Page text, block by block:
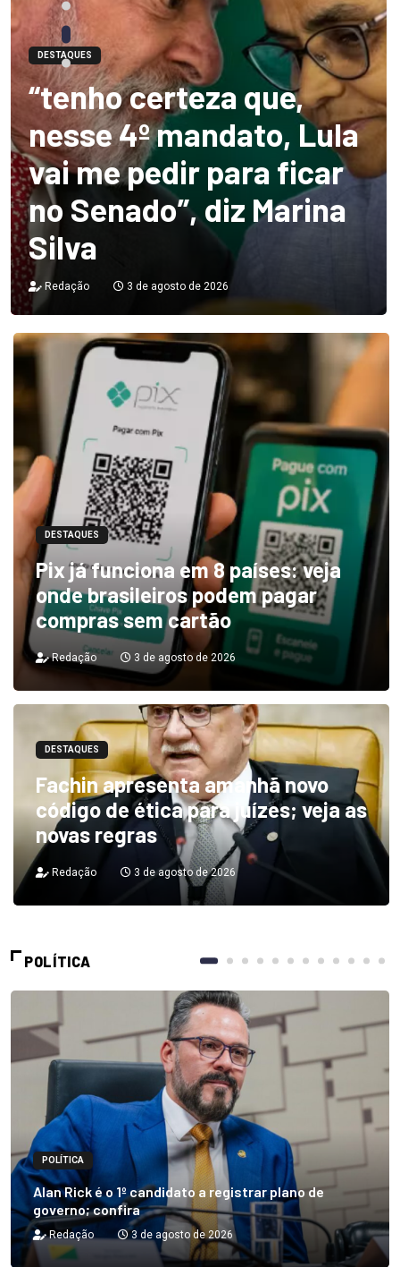
DESTAQUES
“tenho certeza que,
nesse 4º mandato, Lula
vai me pedir para ficar
no Senado”, diz Marina
Silva
Redação 3 de agosto de 2026
DESTAQUES
Pix já funciona em 8 países: veja
onde brasileiros podem pagar
compras sem cartão
Redação 3 de agosto de 2026
DESTAQUES
Fachin apresenta amanhã novo
código de ética para juízes; veja as
novas regras
Redação 3 de agosto de 2026
POLÍTICA
POLÍTICA
Alan Rick é o 1º candidato a registrar plano de
governo; confira
Redação 3 de agosto de 2026